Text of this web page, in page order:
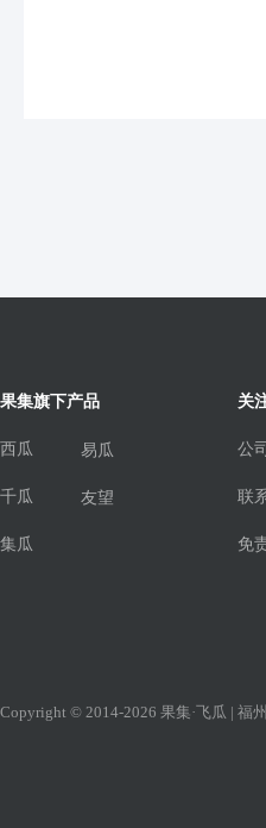
果集旗下产品
西瓜
千瓜
集瓜
易瓜
友望
关
公
联
免
Copyright © 2014-2026 果集·飞瓜 | 福